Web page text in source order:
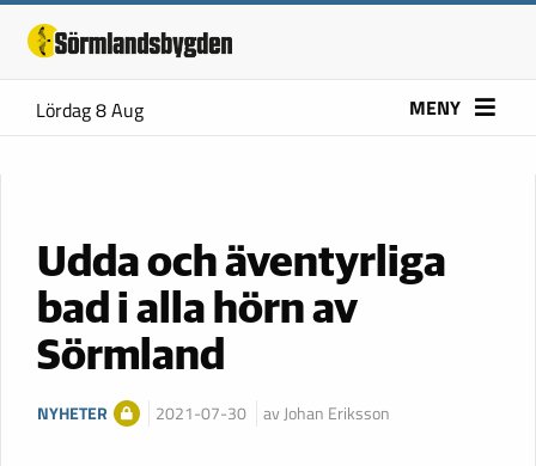
Lördag 8 Aug MENY
Udda och äventyrliga
bad i alla hörn av
Sörmland
NYHETER 2021-07-30 av Johan Eriksson